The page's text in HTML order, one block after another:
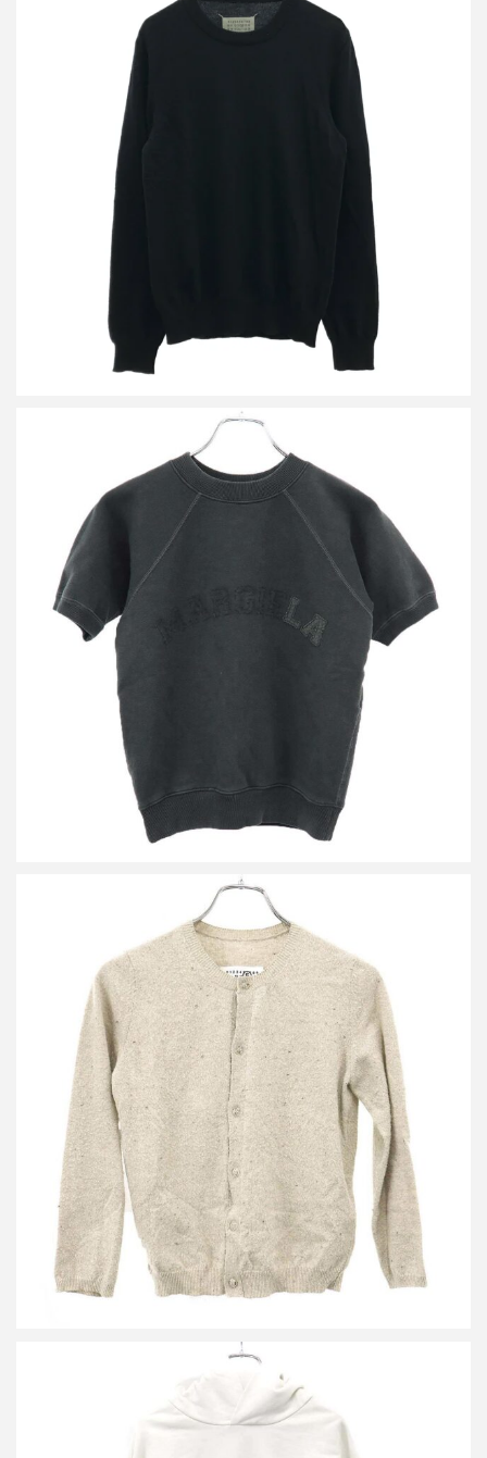
メゾン マルジェラ 17AW エルボーパッチウールニットセーター
メゾン マルジェラ 25SS ロゴ スウェットトップス
買取金額25,800円
エムエムシックス メゾン マルジェラ 26SS ニットカーディガン
買取金額24,000円
詳しく見る